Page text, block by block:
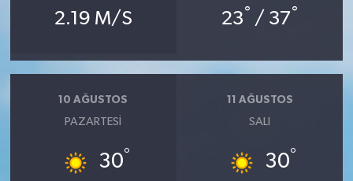
2.19 M/S 23° / 37°
10 AĞUSTOS
PAZARTESI
30°
11 AĞUSTOS
SALI
30°